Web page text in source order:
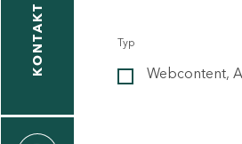
KONTAKT Typ
Webcontent,